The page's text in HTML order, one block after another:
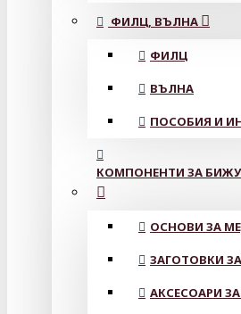
ФИЛЦ, ВЪЛНА
ФИЛЦ
ВЪЛНА
ПОСОБИЯ И
КОМПОНЕНТИ ЗА
ОСНОВИ ЗА
ЗАГОТОВКИ
АКСЕСОАРИ